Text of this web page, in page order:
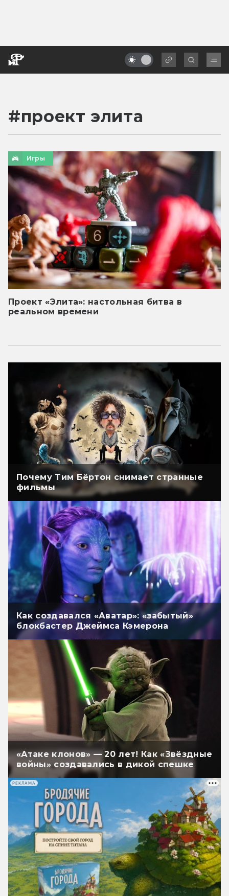
#проект элита
Игры
Проект «Элита»: настольная битва в
реальном времени
Почему Тим Бёртон снимает странные
фильмы
Как создавался «Аватар»: «забытый»
блокбастер Джеймса Кэмерона
«Атаке клонов» — 20 лет! Как «Звёздные
войны» создавались в дикой спешке
РЕКЛАМА